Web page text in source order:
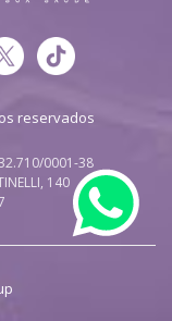
reservados
0001-38
140